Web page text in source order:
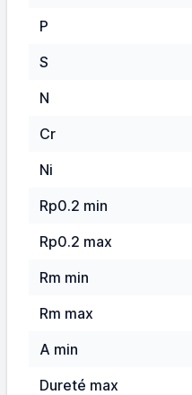
P
S
N
Cr
Ni
Rp0.2 min
Rp0.2 max
Rm min
Rm max
A min
Dureté max